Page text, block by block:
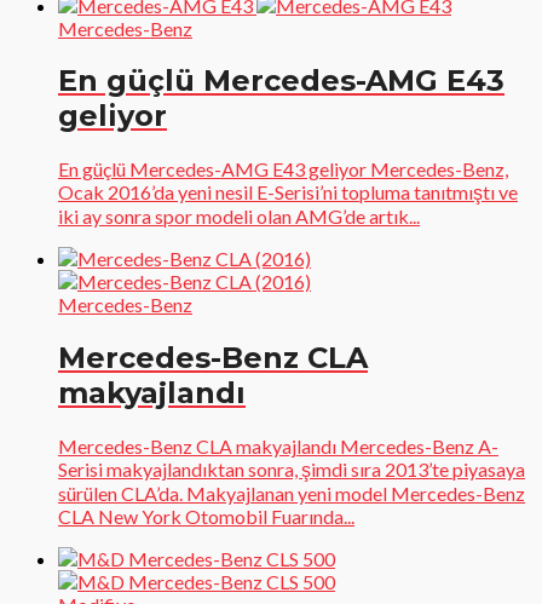
Mercedes-Benz
En güçlü Mercedes-AMG E43
geliyor
En güçlü Mercedes-AMG E43 geliyor Mercedes-Benz,
Ocak 2016’da yeni nesil E-Serisi’ni topluma tanıtmıştı ve
iki ay sonra spor modeli olan AMG’de artık...
Mercedes-Benz
Mercedes-Benz CLA
makyajlandı
Mercedes-Benz CLA makyajlandı Mercedes-Benz A-
Serisi makyajlandıktan sonra, şimdi sıra 2013’te piyasaya
sürülen CLA’da. Makyajlanan yeni model Mercedes-Benz
CLA New York Otomobil Fuarında...